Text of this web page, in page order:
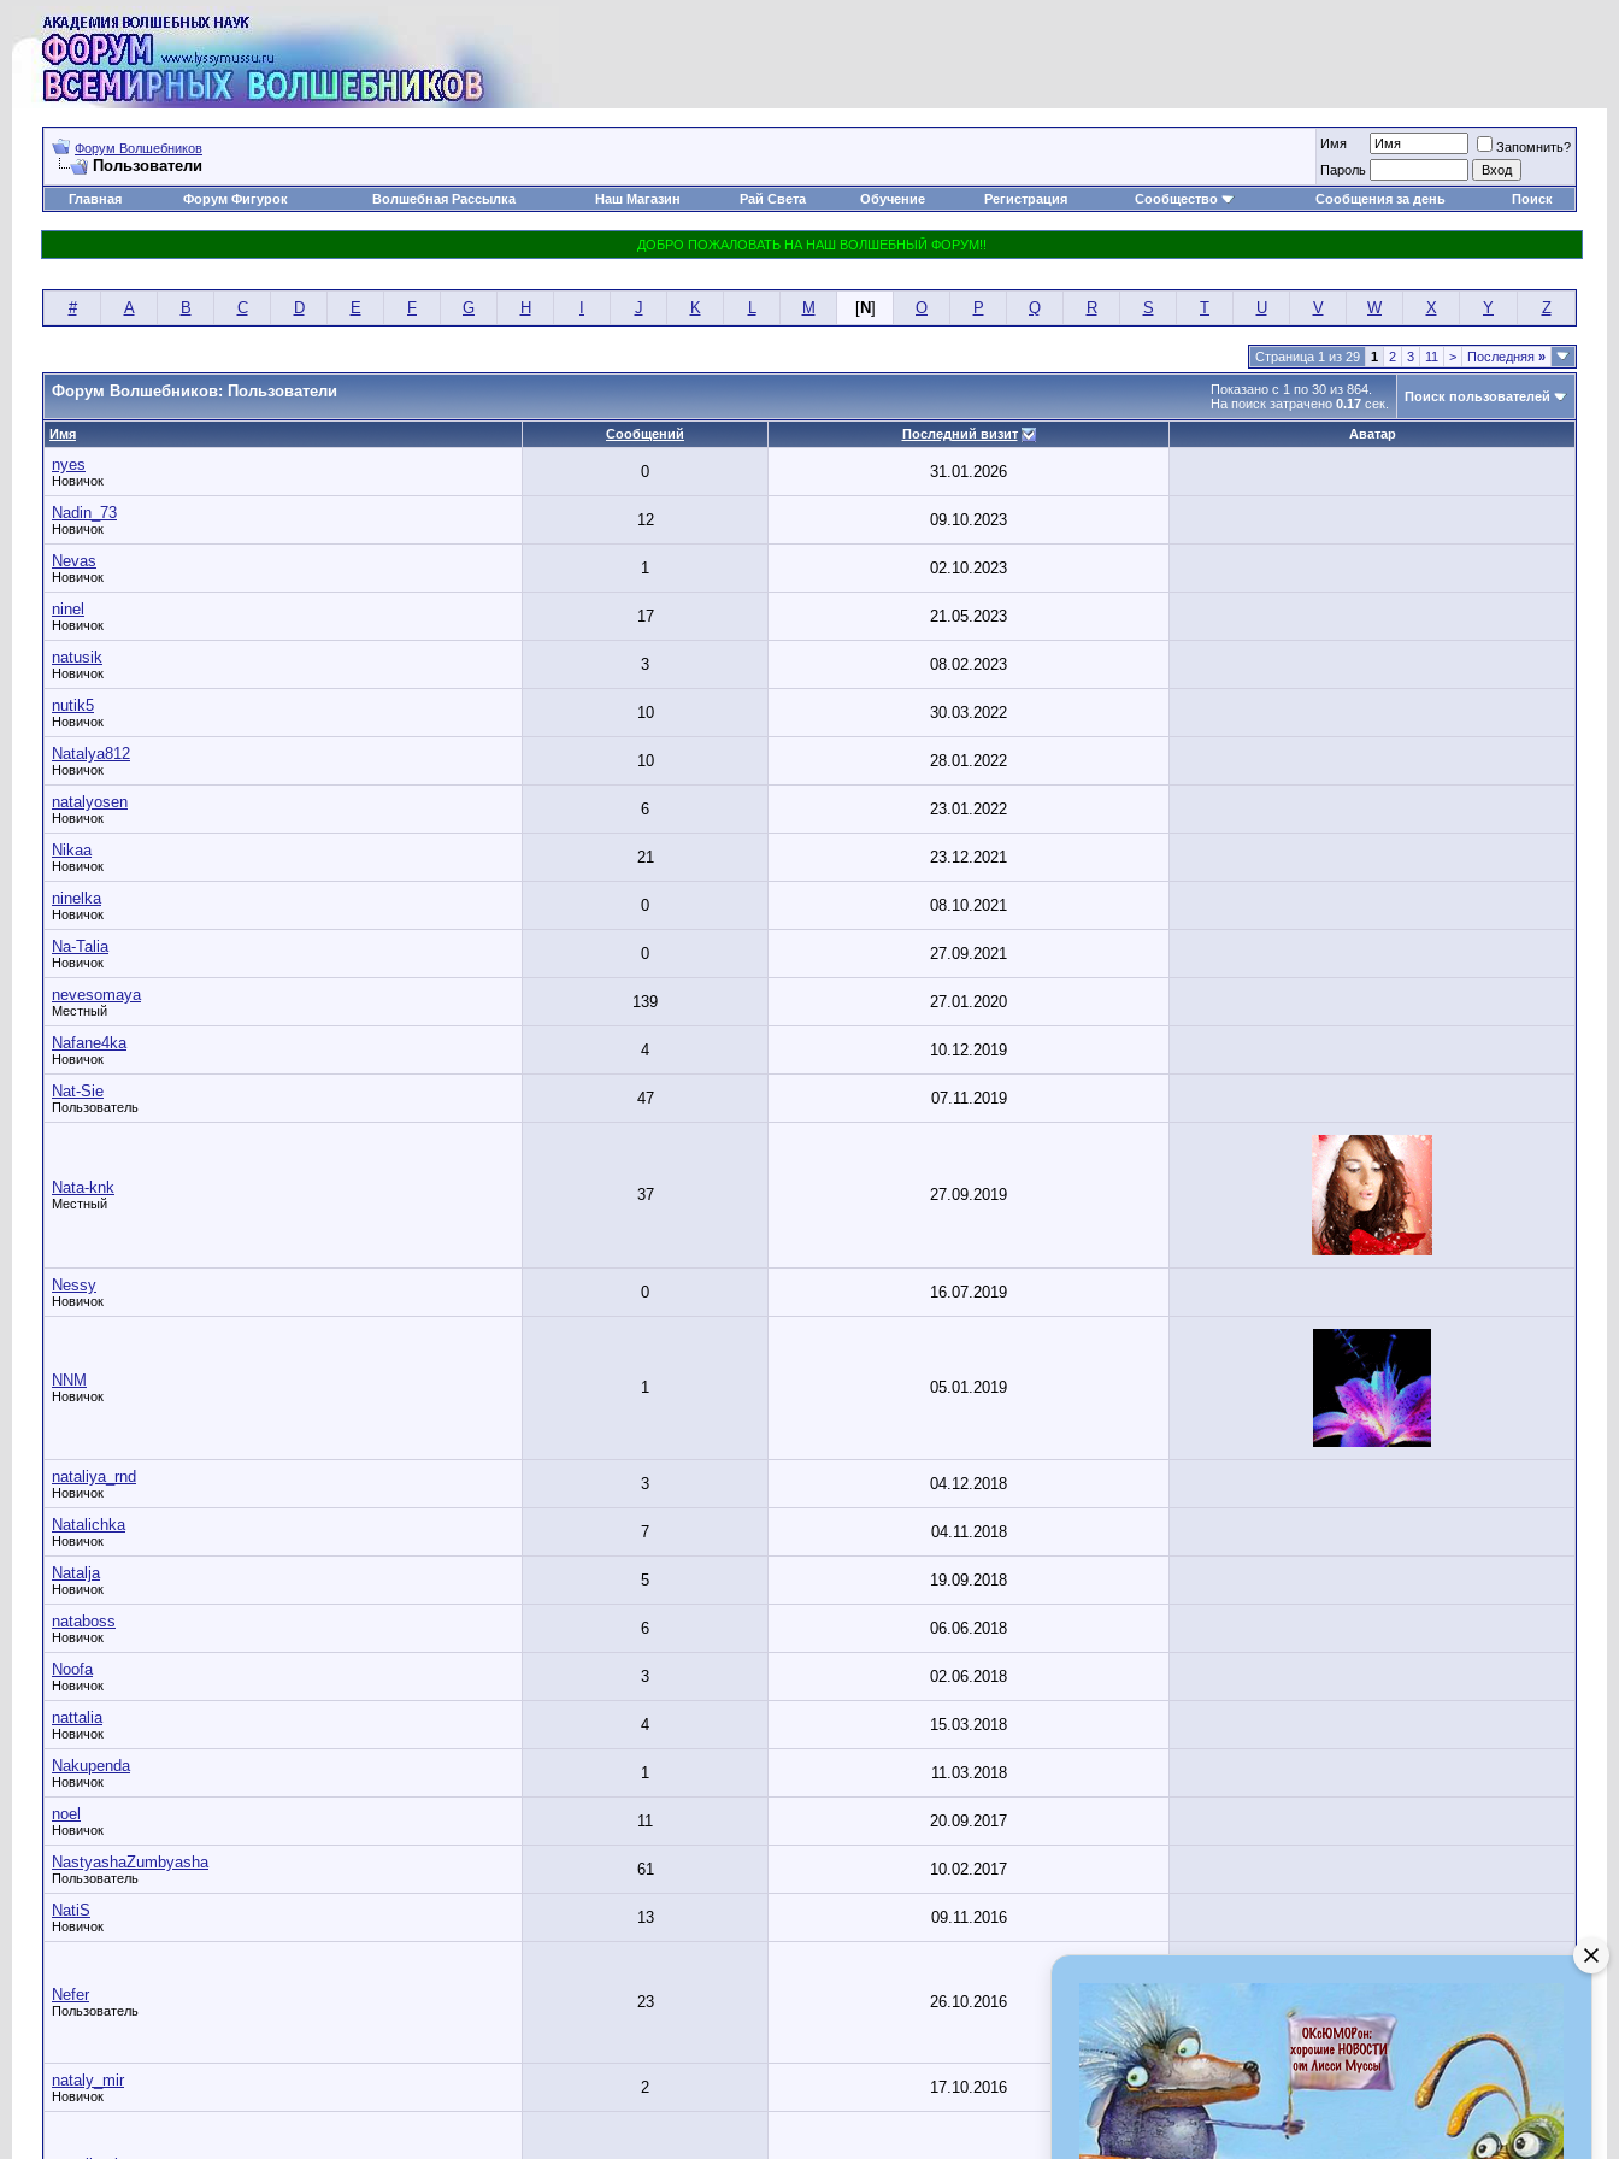
Форум Волшебников
Пользователи
Имя
Запомнить?
Пароль
Главная
Форум Фигурок Волшебная Рассылка Наш Магазин Рай Света Обучение Регистрация Сообщество Сообщения за день Поиск
# A B C D E F G H J K L M [N] O P Q R S T U V W X Y Z
Страница 1 из 29 1 2 3 11 > Последняя »
Показано с 1 по 30 из 864.
На поиск затрачено 0.17 сек.
Форум Волшебников: Пользователи Поиск пользователей
Имя Сообщений Последний визит Аватар
nyes
Новичок 0 31.01.2026
Nadin_73
Новичок 12 09.10.2023
Nevas
Новичок 1 02.10.2023
ninel
Новичок 17 21.05.2023
natusik
Новичок 3 08.02.2023
nutik5
Новичок 10 30.03.2022
Natalya812
Новичок 10 28.01.2022
natalyosen
Новичок 6 23.01.2022
Nikaa
Новичок 21 23.12.2021
ninelka
Новичок 0 08.10.2021
Na-Talia
Новичок 0 27.09.2021
nevesomaya
Местный 139 27.01.2020
Nafane4ka
Новичок 4 10.12.2019
Nat-Sie
Пользователь 47 07.11.2019
Nata-knk
Местный 37 27.09.2019
Nessy
Новичок 0 16.07.2019
NNM
Новичок 1 05.01.2019
nataliya_rnd
Новичок 3 04.12.2018
Natalichka
Новичок 7 04.11.2018
Natalja
Новичок 5 19.09.2018
nataboss
Новичок 6 06.06.2018
Noofa
Новичок 3 02.06.2018
nattalia
Новичок 4 15.03.2018
Nakupenda
Новичок 1 11.03.2018
noel
Новичок 11 20.09.2017
NastyashaZumbyasha
Пользователь 61 10.02.2017
NatiS
Новичок 13 09.11.2016
Nefer
Пользователь 23 26.10.2016
nataly_mir
Новичок 2 17.10.2016